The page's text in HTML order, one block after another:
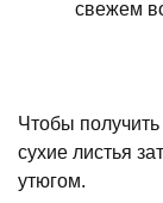
свежем
Чтобы
сухие листья
утюгом.